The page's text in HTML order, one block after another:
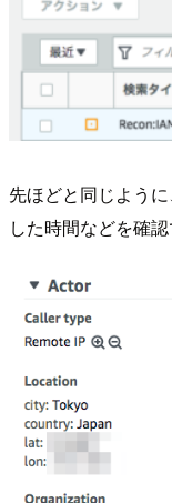
先ほどと同じよう
した時間などを確認